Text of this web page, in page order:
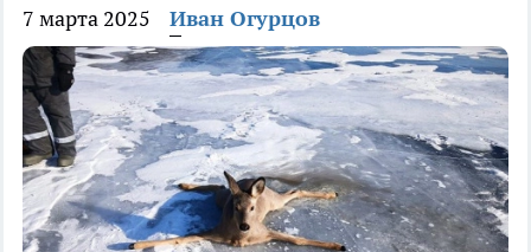
7 марта 2025 Иван Огурцов